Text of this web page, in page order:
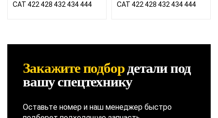
CAT 422 428 432 434 444
CAT 422 428 432 434 444
Закажите подбордеталипод
вашу спецтехнику
Оставьте номер и наш менеджер быстро